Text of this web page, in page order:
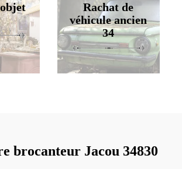
Rachat de
véhicule ancien
34
brocanteur Jacou 34830